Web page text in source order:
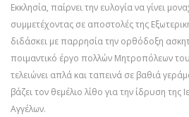
Εκκλησία, παίρνει την ευλογία να γίνει
συμμετέχοντας σε αποστολές της
διδάσκει με παρρησία την ορθόδοξη
ποιμαντικό έργο πολλών Μητροπόλεων
τελειώνει απλά και ταπεινά σε βαθιά
βάζει τον θεμέλιο λίθο για την ίδρυση
Αγγέλων.